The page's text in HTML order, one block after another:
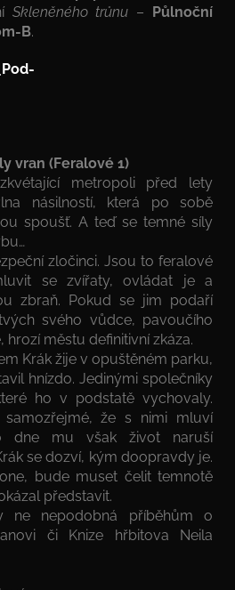
Skleněného trůnu – Půlnoční
B.
vran (Feralové 1)
metropoli před lety
násilností, která po sobě
spoušť. A teď se temné síly
zločinci. Jsou to feralové
se zvířaty, ovládat je a
zbraň. Pokud se jim podaří
svého vůdce, pavoučího
hrozí městu definitivní zkáza.
Krák žije v opuštěném parku,
hnízdo. Jedinými společníky
ho v podstatě vychovaly.
že s nimi mluví
dne mu však život naruší
se dozví, kým doopravdy je.
bude muset čelit temnotě
představit.
ne nepodobná příběhům o
či Knize hřbitova Neila